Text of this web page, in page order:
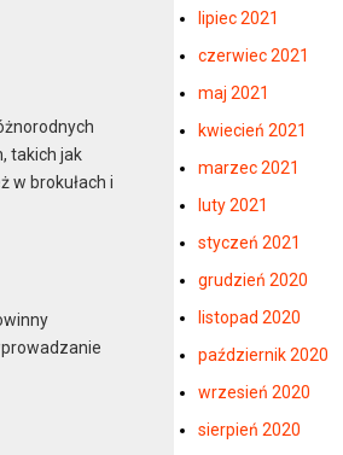
takich jak
w brokułach i
lipiec 2021
czerwiec 2021
maj 2021
kwiecień 2021
marzec 2021
luty 2021
styczeń 2021
grudzień 2020
listopad 2020
październik 2020
wrzesień 2020
sierpień 2020